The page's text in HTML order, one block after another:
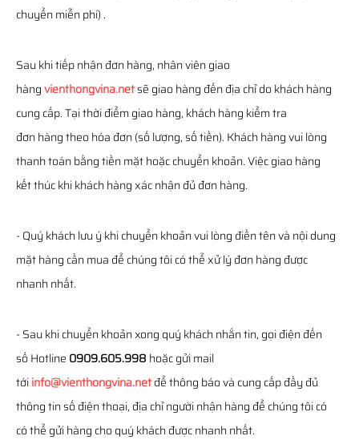
chuyển miễn phí) .
Sau khi tiếp nhận đơn hàng, nhân viên giao
hàngvienthongvina.netsẽ giao hàng đến địa chỉ do khách hàng
cung cấp. Tại thời điểm giao hàng, khách hàng kiểm tra
đơn hàng theo hóa đơn (số lượng, số tiền). Khách hàng vui lòng
thanh toán bằng tiền mặt hoặc chuyển khoản. Việc giao hàng
kết thúc khi khách hàng xác nhận đủ đơn hàng.
- Quý khách lưu ý khi chuyển khoản vui lòng điền tên và nội dung
mặt hàng cần mua để chúng tôi có thể xử lý đơn hàng được
nhanh nhất.
- Sau khi chuyển khoản xong quý khách nhắn tin, gọi điện đến
số Hotline 0909.605.998 hoặc gửi mail
tớiinfo@vienthongvina.netđể thông báo và cung cấp đầy đủ
thông tin số điện thoại, địa chỉ người nhận hàng để chúng tôi có
có thể gửi hàng cho quý khách được nhanh nhất.